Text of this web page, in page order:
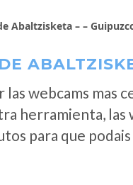
Abaltzisketa – –
las webcams mas
herramienta, las
para que